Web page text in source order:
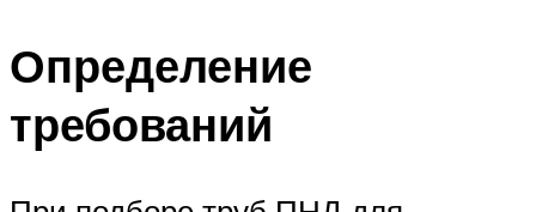
Определение
требований